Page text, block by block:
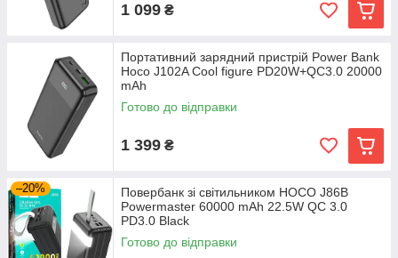
1 099 ₴
Портативний зарядний пристрій Power Bank
Hoco J102A Cool figure PD20W+QC3.0 20000
mAh
Готово до відправки
1 399 ₴
–20%
Повербанк зі світильником HOCO J86B
Powermaster 60000 mAh 22.5W QC 3.0
PD3.0 Black
Готово до відправки